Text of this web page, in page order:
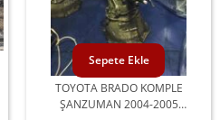
TOYOTA BRADO KOMPLE
ŞANZUMAN 2004-2005
Sepete Ekle